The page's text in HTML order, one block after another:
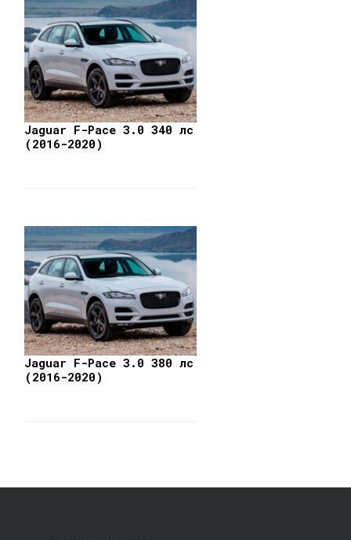
Jaguar F-Pace 3.0 340 лс
(2016-2020)
Jaguar F-Pace 3.0 380 лс
(2016-2020)